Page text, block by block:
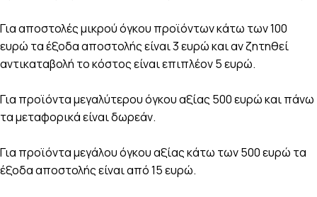
Για αποστολές μικρού όγκου προϊόντων κάτω των 100
ευρώ τα έξοδα αποστολής είναι 3 ευρώ και αν ζητηθεί
αντικαταβολή το κόστος είναι επιπλέον 5 ευρώ.
Για προϊόντα μεγαλύτερου όγκου αξίας 500 ευρώ και πάνω
τα μεταφορικά είναι δωρεάν.
Για προϊόντα μεγάλου όγκου αξίας κάτω των 500 ευρώ τα
έξοδα αποστολής είναι από 15 ευρώ.